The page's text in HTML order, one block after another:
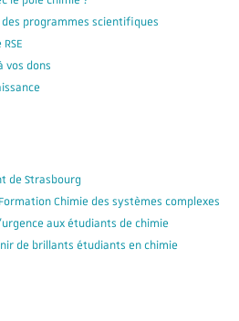
programmes scientifiques
vos dons
de Strasbourg
Chimie des systèmes complexes
aux étudiants de chimie
de brillants étudiants en chimie